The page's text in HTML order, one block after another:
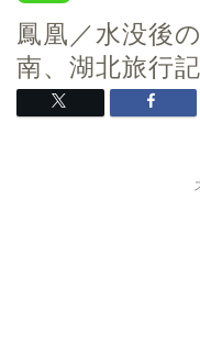
鳳凰／水没後
南、湖北旅行